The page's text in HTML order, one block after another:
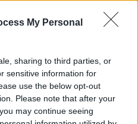
My Personal
sharing to third parties, or
sensitive information for
use the below opt-out
Please note that after your
may continue seeing
svou identitu ověřovací
nelze zaručit, že fotografie a
28
Republika